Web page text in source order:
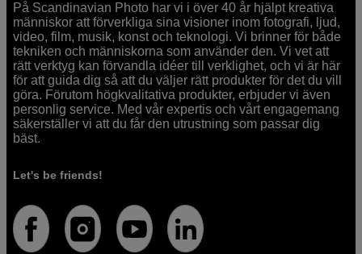
På Scandinavian Photo har vi i över 40 år hjälpt kreativa
människor att förverkliga sina visioner inom fotografi, ljud,
video, film, musik, konst och teknologi. Vi brinner för både
tekniken och människorna som använder den. Vi vet att
rätt verktyg kan förvandla idéer till verklighet, och vi är här
för att guida dig så att du väljer rätt produkter för det du vill
göra. Förutom högkvalitativa produkter, erbjuder vi även
personlig service. Med vår expertis och vårt engagemang
säkerställer vi att du får den utrustning som passar dig
bäst.
Let's be friends!